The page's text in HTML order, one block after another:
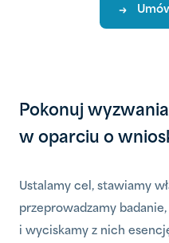
Pokonuj
w oparciu o
Ustalamy cel, stawiamy
przeprowadzamy
i wyciskamy z nich